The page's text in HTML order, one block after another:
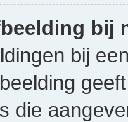
bij
bij
die